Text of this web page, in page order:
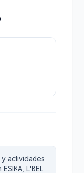
actividades
L'BEL